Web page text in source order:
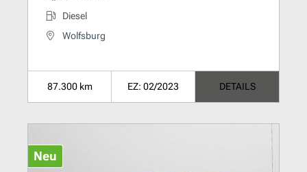
Diesel
Wolfsburg
87.300 km EZ: 02/2023 DETAILS
Neu